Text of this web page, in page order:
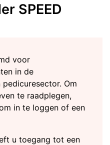
SPEED
voor
in de
Om
te raadplegen,
in te loggen of een
u toegang tot een